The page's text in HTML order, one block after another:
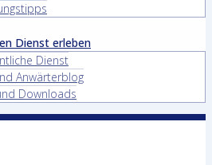
Dienst erleben
Dienst
Anwärterblog
Downloads